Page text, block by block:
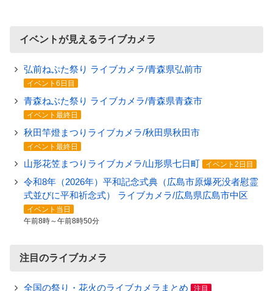
イベントが見えるライブカメラ
弘前ねぷた祭り ライブカメラ/青森県弘前市
イベント6日目
青森ねぶた祭り ライブカメラ/青森県青森市
イベント最終日
秋田竿燈まつりライブカメラ/秋田県秋田市
イベント最終日
山形花笠まつりライブカメラ/山形県七日町 イベント2日目
令和8年（2026年）平和記念式典（広島市原爆死没者慰霊
式並びに平和祈念式） ライブカメラ/広島県広島市中区
イベント当日
午前8時～午前8時50分
注目のライブカメラ
全国の祭り・花火のライブカメラまとめ 注目